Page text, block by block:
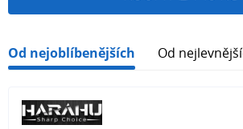
Od nejoblíbenějších Od